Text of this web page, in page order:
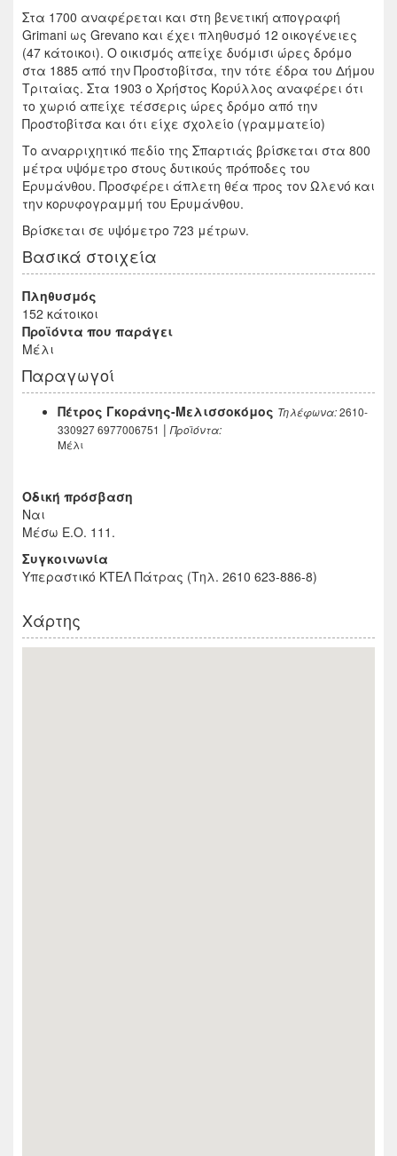
Στα 1700 αναφέρεται και στη βενετική απογραφή
Grimani ως Grevano και έχει πληθυσμό 12 οικογένειες
(47 κάτοικοι). Ο οικισμός απείχε δυόμισι ώρες δρόμο
στα 1885 από την Προστοβίτσα, την τότε έδρα του Δήμου
Τριταίας. Στα 1903 ο Χρήστος Κορύλλος αναφέρει ότι
το χωριό απείχε τέσσερις ώρες δρόμο από την
Προστοβίτσα και ότι είχε σχολείο (γραμματείο)
Το αναρριχητικό πεδίο της Σπαρτιάς βρίσκεται στα 800
μέτρα υψόμετρο στους δυτικούς πρόποδες του
Ερυμάνθου. Προσφέρει άπλετη θέα προς τον Ωλενό και
την κορυφογραμμή του Ερυμάνθου.
Βρίσκεται σε υψόμετρο 723 μέτρων.
Βασικά στοιχεία
Πληθυσμός
152 κάτοικοι
Προϊόντα που παράγει
Μέλι
Παραγωγοί
Πέτρος Γκοράνης-Μελισσοκόμος Τηλέφωνα:2610-
330927 6977006751 |Προϊόντα:
Μέλι
Οδική πρόσβαση
Ναι
Μέσω Ε.Ο. 111.
Συγκοινωνία
Υπεραστικό ΚΤΕΛ Πάτρας (Τηλ. 2610 623-886-8)
Χάρτης